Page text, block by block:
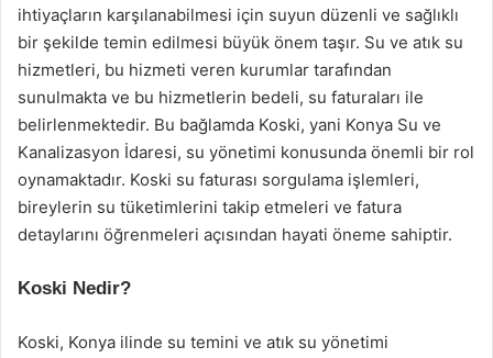
ihtiyaçların karşılanabilmesi için suyun düzenli ve sağlıklı
bir şekilde temin edilmesi büyük önem taşır. Su ve atık su
hizmetleri, bu hizmeti veren kurumlar tarafından
sunulmakta ve bu hizmetlerin bedeli, su faturaları ile
belirlenmektedir. Bu bağlamda Koski, yani Konya Su ve
Kanalizasyon İdaresi, su yönetimi konusunda önemli bir rol
oynamaktadır. Koski su faturası sorgulama işlemleri,
bireylerin su tüketimlerini takip etmeleri ve fatura
detaylarını öğrenmeleri açısından hayati öneme sahiptir.
Koski Nedir?
Koski, Konya ilinde su temini ve atık su yönetimi